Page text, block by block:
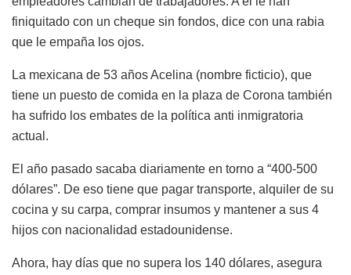
finiquitado con un cheque sin fondos, dice con una rabia
que le empaña los ojos.
La mexicana de 53 años Acelina (nombre ficticio), que
tiene un puesto de comida en la plaza de Corona también
ha sufrido los embates de la política anti inmigratoria
actual.
El año pasado sacaba diariamente en torno a “400-500
dólares”. De eso tiene que pagar transporte, alquiler de su
cocina y su carpa, comprar insumos y mantener a sus 4
hijos con nacionalidad estadounidense.
Ahora, hay días que no supera los 140 dólares, asegura